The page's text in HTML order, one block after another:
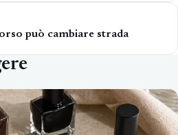
può cambiare strada